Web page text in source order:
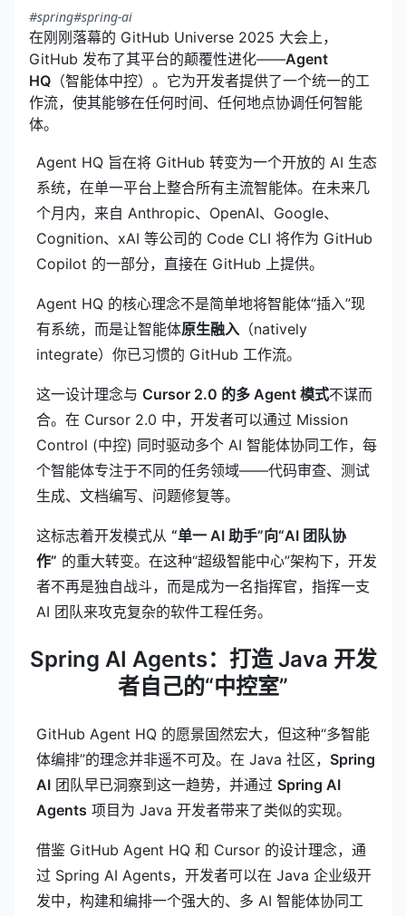
#spring#spring-ai
在刚刚落幕的 GitHub Universe 2025 大会上，
GitHub 发布了其平台的颠覆性进化——Agent
HQ （智能体中控）。它为开发者提供了一个统一的工
作流，使其能够在任何时间、任何地点协调任何智能
体。
Agent HQ 旨在将 GitHub 转变为一个开放的 AI 生态
系统，在单一平台上整合所有主流智能体。在未来几
个月内，来自 Anthropic、OpenAI、Google、
Cognition、xAI 等公司的 Code CLI 将作为 GitHub
Copilot 的一部分，直接在 GitHub 上提供。
Agent HQ 的核心理念不是简单地将智能体“插入”现
有系统，而是让智能体原生融入 （natively
integrate）你已习惯的 GitHub 工作流。
这一设计理念与 Cursor 2.0 的多 Agent 模式不谋而
合。在 Cursor 2.0 中，开发者可以通过 Mission
Control (中控) 同时驱动多个 AI 智能体协同工作，每
个智能体专注于不同的任务领域——代码审查、测试
生成、文档编写、问题修复等。
这标志着开发模式从 “单一 AI 助手”向“AI 团队协
作” 的重大转变。在这种“超级智能中心”架构下，开发
者不再是独自战斗，而是成为一名指挥官，指挥一支
AI 团队来攻克复杂的软件工程任务。
Spring AI Agents：打造 Java 开发
者自己的“中控室”
GitHub Agent HQ 的愿景固然宏大，但这种“多智能
体编排”的理念并非遥不可及。在 Java 社区， Spring
AI 团队早已洞察到这一趋势，并通过 Spring AI
Agents 项目为 Java 开发者带来了类似的实现。
借鉴 GitHub Agent HQ 和 Cursor 的设计理念，通
过 Spring AI Agents，开发者可以在 Java 企业级开
发中，构建和编排一个强大的、多 AI 智能体协同工